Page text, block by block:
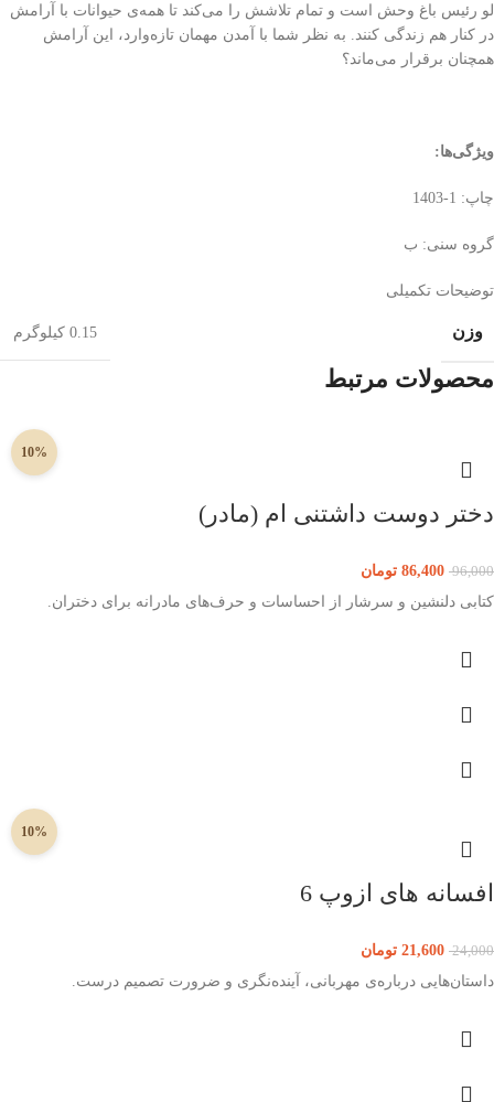
لو رئیس باغ وحش است و تمام تلاشش را می‌کند تا همه‌ی حیوانات با آرامش
در کنار هم زندگی کنند. به نظر شما با آمدن مهمان تازه‌وارد، این آرامش
همچنان برقرار می‌ماند؟
ویژگی‌ها:
چاپ: 1-1403
گروه سنی: ب
توضیحات تکمیلی
وزن 0.15 کیلوگرم
محصولات مرتبط
10%
دختر دوست داشتنی ام (مادر)
96,000
86,400 تومان
کتابی دلنشین و سرشار از احساسات و حرف‌های مادرانه برای دختران.
10%
افسانه های ازوپ 6
24,000
21,600 تومان
داستان‌هایی درباره‌‌ی مهربانی، آینده‌نگری و ضرورت تصمیم درست.